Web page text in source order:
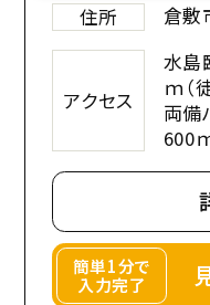
住所 倉敷
アクセス
水島
ｍ（
両備
600
簡単1分で
入力完了